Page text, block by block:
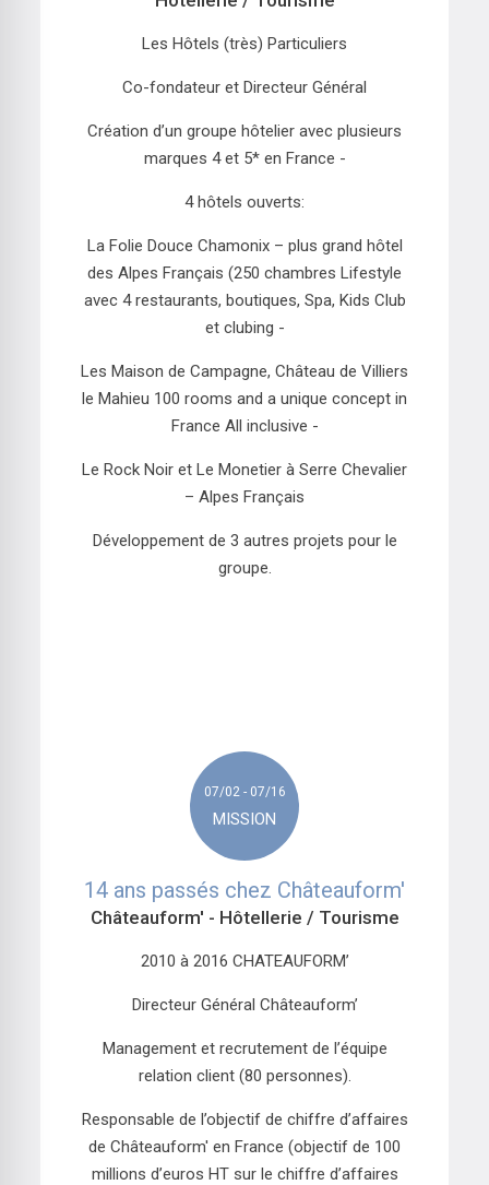
Les Hôtels (très) Particuliers
Co-fondateur et Directeur Général
Création d’un groupe hôtelier avec plusieurs
marques 4 et 5* en France -
4 hôtels ouverts:
La Folie Douce Chamonix – plus grand hôtel
des Alpes Français (250 chambres Lifestyle
avec 4 restaurants, boutiques, Spa, Kids Club
et clubing -
Les Maison de Campagne, Château de Villiers
le Mahieu 100 rooms and a unique concept in
France All inclusive -
Le Rock Noir et Le Monetier à Serre Chevalier
– Alpes Français
Développement de 3 autres projets pour le
groupe.
07/02 - 07/16
MISSION
14 ans passés chez Châteauform'
Châteauform' - Hôtellerie / Tourisme
2010 à 2016 CHATEAUFORM’
Directeur Général Châteauform’
Management et recrutement de l’équipe
relation client (80 personnes).
Responsable de l’objectif de chiffre d’affaires
de Châteauform' en France (objectif de 100
millions d’euros HT sur le chiffre d’affaires